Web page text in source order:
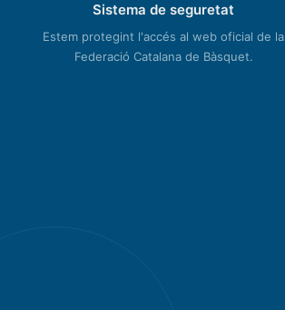
Sistema de seguretat
Estem protegint l'accés al web oficial de la
Federació Catalana de Bàsquet.